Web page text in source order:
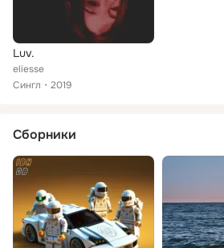
Luv.
eliesse
Сингл
2019
Сборники